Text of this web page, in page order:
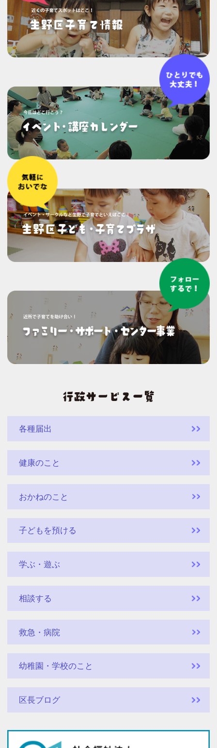
各種届出
健康のこと
おかねのこと
子どもを預ける
学ぶ・遊ぶ
相談する
救急・病院
幼稚園・学校のこと
区長ブログ